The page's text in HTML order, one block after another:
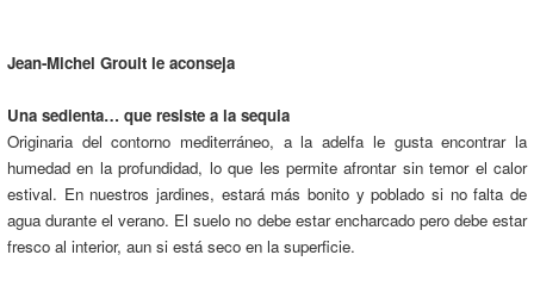
Jean-Michel Groult le aconseja
Una sedienta… que resiste a la sequia
Originaria del contorno mediterráneo, a la adelfa le gusta encontrar la
humedad en la profundidad, lo que les permite afrontar sin temor el calor
estival. En nuestros jardines, estará más bonito y poblado si no falta de
agua durante el verano. El suelo no debe estar encharcado pero debe estar
fresco al interior, aun si está seco en la superficie.